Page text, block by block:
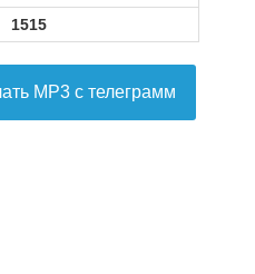
1515
MP3 с телеграмм